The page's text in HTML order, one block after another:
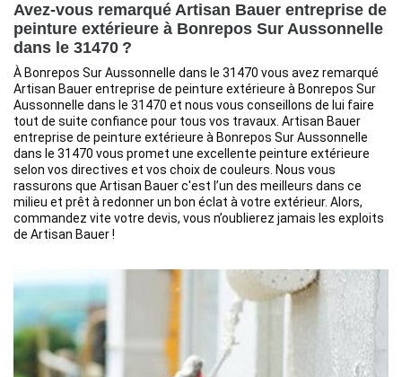
Avez-vous remarqué Artisan Bauer entreprise de
peinture extérieure à Bonrepos Sur Aussonnelle
dans le 31470 ?
À Bonrepos Sur Aussonnelle dans le 31470 vous avez remarqué
Artisan Bauer entreprise de peinture extérieure à Bonrepos Sur
Aussonnelle dans le 31470 et nous vous conseillons de lui faire
tout de suite confiance pour tous vos travaux. Artisan Bauer
entreprise de peinture extérieure à Bonrepos Sur Aussonnelle
dans le 31470 vous promet une excellente peinture extérieure
selon vos directives et vos choix de couleurs. Nous vous
rassurons que Artisan Bauer c'est l’un des meilleurs dans ce
milieu et prêt à redonner un bon éclat à votre extérieur. Alors,
commandez vite votre devis, vous n’oublierez jamais les exploits
de Artisan Bauer !